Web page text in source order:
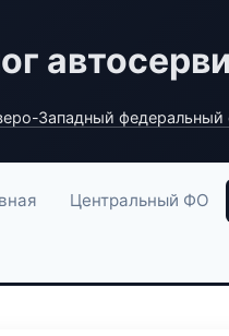
Западный федеральный
Центральный ФО